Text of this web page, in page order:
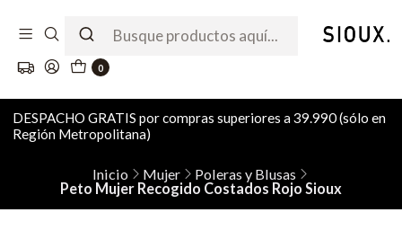
0
DESPACHO GRATIS por compras superiores a 39.990 (sólo en
Región Metropolitana)
Inicio Mujer
Poleras y Blusas
Peto Mujer Recogido Costados Rojo Sioux